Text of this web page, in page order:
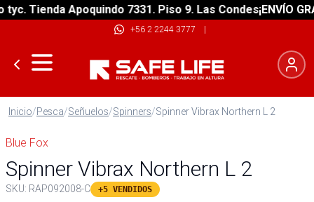
Tienda Apoquindo 7331. Piso 9. Las Condes¡ENVÍO
+56 2 2244 3777 |
Inicio/Pesca/Señuelos/Spinners/Spinner Vibrax Northern L 2
Blue Fox
Spinner Vibrax Northern L 2
SKU: RAP092008-C +5 VENDIDOS